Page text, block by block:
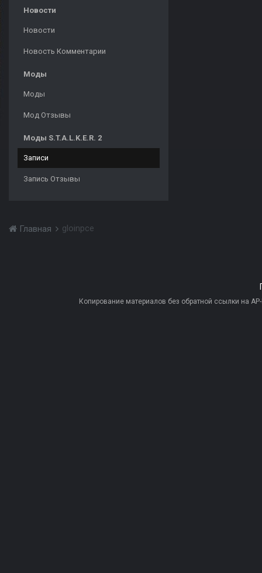
Новости
Новости
Новость Комментарии
Моды
Моды
Мод Отзывы
Моды S.T.A.L.K.E.R. 2
Записи
Запись Отзывы
Главная gloinpce
Копирование материалов без обратной ссылки на